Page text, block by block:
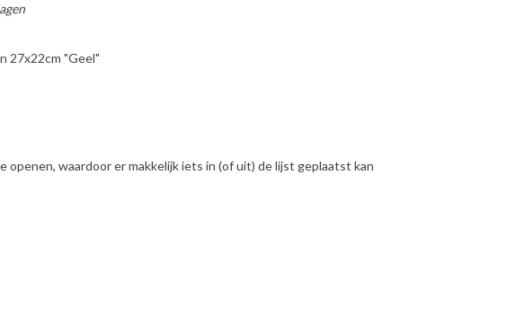
27x22cm "Geel"
openen, waardoor er makkelijk iets in (of uit) de lijst geplaatst kan